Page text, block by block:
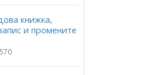
книжка,
и промените
570